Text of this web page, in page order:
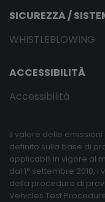
SICUREZZA /
WHISTLEBLOWING
ACCESSIBILITÀ
Accessibilità
Il valore delle
definito sulla base di
applicabili in vigore al
dal 1° settembre 2018,
della procedura di
Vehicles Test